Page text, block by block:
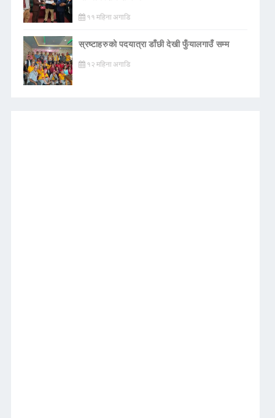
११ महिना अगाडि
स्रष्टाहरुको पदयात्रा डाँछी देखी फुँयालगाउँ सम्म
१२ महिना अगाडि